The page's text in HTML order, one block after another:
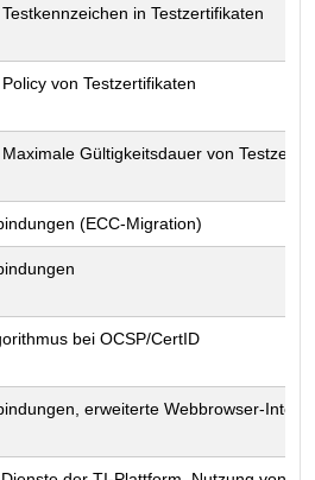
in Testzertifikaten
von Testzertifikaten
Gültigkeitsdauer von
(ECC-Migration)
bei OCSP/CertID
erweiterte Webbrowser-